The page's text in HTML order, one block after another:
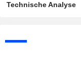
Technische Analyse